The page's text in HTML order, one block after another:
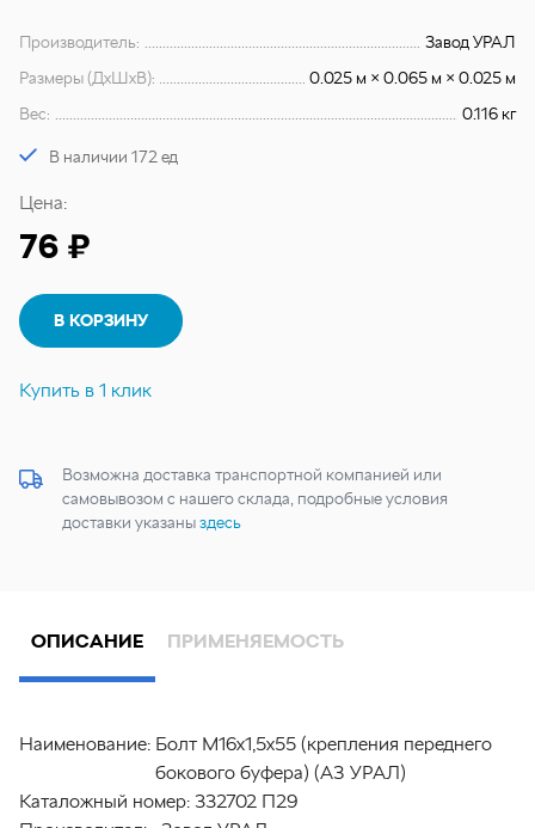
Производитель:
Завод УРАЛ
Размеры (ДхШхВ):
0.025 м × 0.065 м × 0.025 м
Вес:
0.116 кг
В наличии 172 ед
Цена:
76 ₽
В КОРЗИНУ
Купить в 1 клик
Возможна доставка транспортной компанией или
самовывозом с нашего склада, подробные условия
доставки указаныздесь
ОПИСАНИЕ ПРИМЕНЯЕМОСТЬ
Наименование: Болт М16х1,5х55 (крепления переднего
бокового буфера) (АЗ УРАЛ)
Каталожный номер: 332702 П29